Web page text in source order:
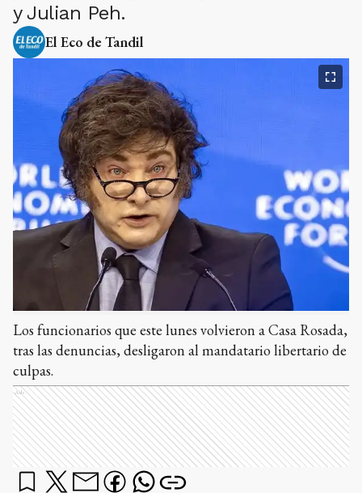
y Julian Peh.
El Eco de Tandil
Los funcionarios que este lunes volvieron a Casa Rosada,
tras las denuncias, desligaron al mandatario libertario de
culpas.
Ads